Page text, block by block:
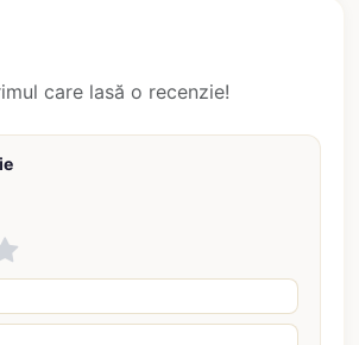
care lasă o recenzie!